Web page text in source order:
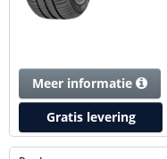
Meer informatie
Gratis levering